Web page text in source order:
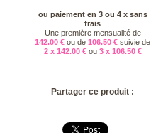
ou paiement en 3 ou 4 x sans
frais
Une première mensualité de
142.00 € ou de 106.50 € suivie de
2 x 142.00 € ou 3 x 106.50 €
Partager ce produit :